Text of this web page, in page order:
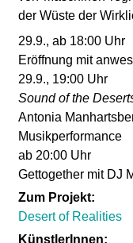
oder Wüste der
29.9., ab 18:00 Uhr
Eröffnung mit
29.9., 19:00 Uhr
Sound of the
Antonia
Musikperformance
ab 20:00 Uhr
Gettogether mit DJ
Zum Projekt:
Desert of Realities
KünstlerInnen: